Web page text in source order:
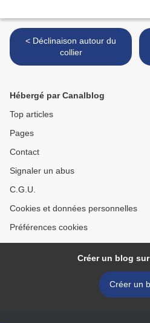
< Déclinaison autour du
collier
Hébergé par Canalblog
Top articles
Pages
Contact
Signaler un abus
C.G.U.
Cookies et données personnelles
Préférences cookies
Créer un blog
Créer un